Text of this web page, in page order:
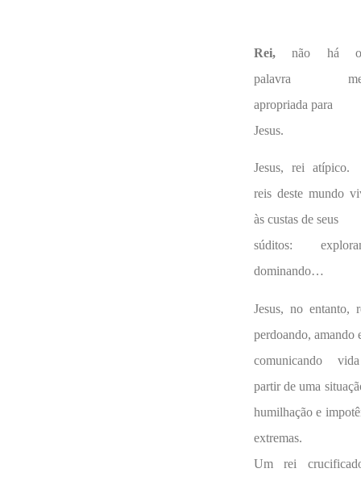
Rei,não há
palavra
apropriada para
Jesus.
Jesus, rei
reis deste mundo
às custas de seus
súditos:
dominando…
Jesus, no entanto,
perdoando, amando
comunicando
partir de uma
humilhação e
extremas.
Um rei